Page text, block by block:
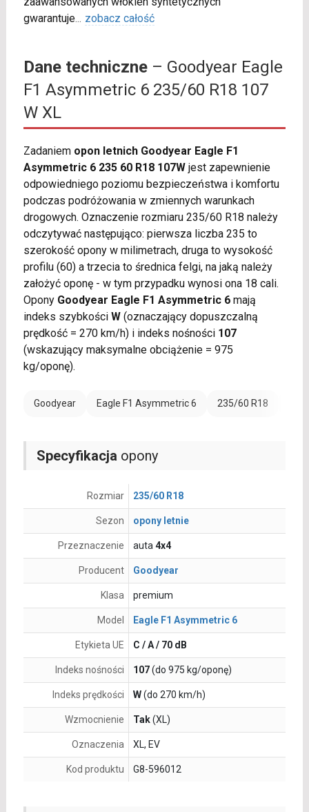
gwarantuje... zobacz całość
Dane techniczne– Goodyear Eagle
F1 Asymmetric 6 235/60 R18 107
W XL
Zadaniem opon letnich Goodyear Eagle F1
Asymmetric 6 235 60 R18 107Wjest zapewnienie
odpowiedniego poziomu bezpieczeństwa i komfortu
podczas podróżowania w zmiennych warunkach
drogowych. Oznaczenie rozmiaru 235/60 R18 należy
odczytywać następująco: pierwsza liczba 235 to
szerokość opony w milimetrach, druga to wysokość
profilu (60) a trzecia to średnica felgi, na jaką należy
założyć oponę - w tym przypadku wynosi ona 18 cali.
Opony Goodyear Eagle F1 Asymmetric 6mają
indeks szybkości W(oznaczający dopuszczalną
prędkość = 270 km/h) i indeks nośności 107
(wskazujący maksymalne obciążenie = 975
kg/oponę).
Goodyear Eagle F1 Asymmetric 6 235/60 R18
Specyfikacja opony
Rozmiar 235/60 R18
Sezon opony letnie
Przeznaczenie auta 4x4
Producent Goodyear
Klasa premium
Model Eagle F1 Asymmetric 6
Etykieta UE C / A / 70 dB
Indeks nośności 107(do 975 kg/oponę)
Indeks prędkości W(do 270 km/h)
Wzmocnienie Tak(XL)
Oznaczenia XL, EV
Kod produktu G8-596012